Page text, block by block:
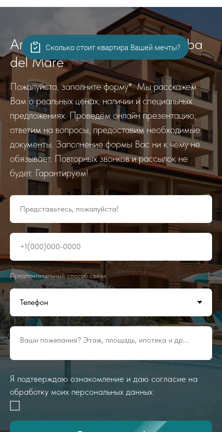
Апартаменты в комплексе Alba
del Mare
Пожалуйста, заполните форму*. Мы расскажем
Вам о реальных ценах, наличии и специальных
предложениях. Проведём онлайн презентацию,
ответим на вопросы, предоставим необходимые
документы. Заполнение формы Вас ни к чему не
обязывает. Повторных звонков и рассылок не
будет. Гарантируем!
Представьтесь, пожалуйста!
+1(000)000-0000
Предпочтительный способ связи:
Ваши пожелания? Этаж, площадь, ипотека и др...
Я подтверждаю ознакомление и даю согласие на
обработку моих персональных данных